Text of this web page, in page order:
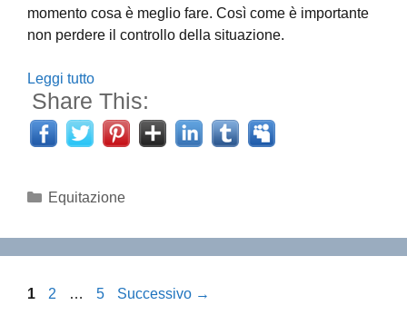
momento cosa è meglio fare. Così come è importante
non perdere il controllo della situazione.
Leggi tutto
Share This:
Categorie
Equitazione
Pagina
1 Pagina
2 … Pagina
5 Successivo →